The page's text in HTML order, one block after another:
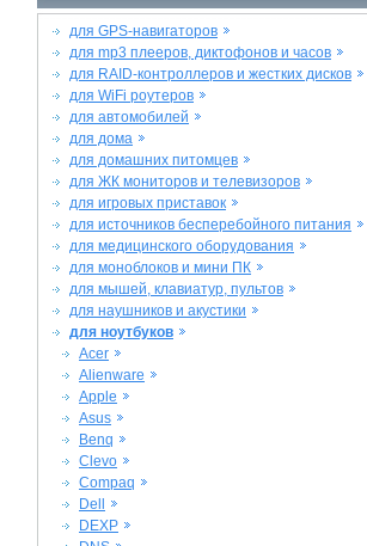
для GPS-навигаторов
для mp3 плееров, диктофонов и часов
для RAID-контроллеров и жестких дисков
для WiFi роутеров
для автомобилей
для дома
для домашних питомцев
для ЖК мониторов и телевизоров
для игровых приставок
для источников бесперебойного питания
для медицинского оборудования
для моноблоков и мини ПК
для мышей, клавиатур, пультов
для наушников и акустики
для ноутбуков
Acer
Alienware
Apple
Asus
Benq
Clevo
Compaq
Dell
DEXP